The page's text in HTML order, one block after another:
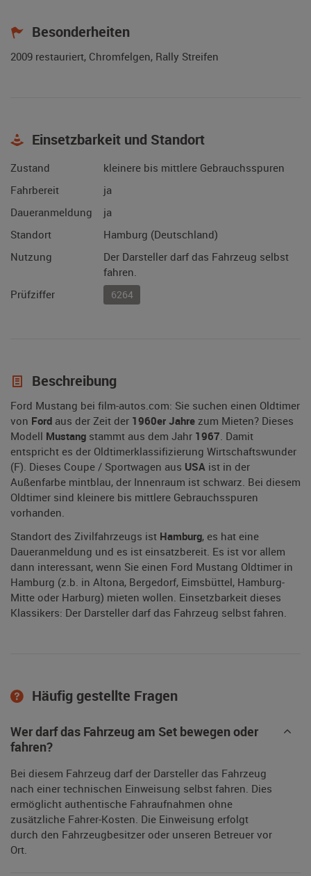
Besonderheiten
2009 restauriert, Chromfelgen, Rally Streifen
Einsetzbarkeit und Standort
Zustand
kleinere bis mittlere Gebrauchsspuren
Fahrbereit
ja
Daueranmeldung
ja
Standort
Hamburg (Deutschland)
Nutzung
Der Darsteller darf das Fahrzeug selbst
fahren.
Prüfziffer
6264
Beschreibung
Ford Mustang bei film-autos.com: Sie suchen einen Oldtimer
von Ford aus der Zeit der 1960er Jahre zum Mieten? Dieses
Modell Mustang stammt aus dem Jahr 1967. Damit
entspricht es der Oldtimerklassifizierung Wirtschaftswunder
(F). Dieses Coupe / Sportwagen aus USA ist in der
Außenfarbe mintblau, der Innenraum ist schwarz. Bei diesem
Oldtimer sind kleinere bis mittlere Gebrauchsspuren
vorhanden.
Standort des Zivilfahrzeugs ist Hamburg, es hat eine
Daueranmeldung und es ist einsatzbereit. Es ist vor allem
dann interessant, wenn Sie einen Ford Mustang Oldtimer in
Hamburg (z.b. in Altona, Bergedorf, Eimsbüttel, Hamburg-
Mitte oder Harburg) mieten wollen. Einsetzbarkeit dieses
Klassikers: Der Darsteller darf das Fahrzeug selbst fahren.
Häufig gestellte Fragen
Wer darf das Fahrzeug am Set bewegen oder
fahren?
Bei diesem Fahrzeug darf der Darsteller das Fahrzeug
nach einer technischen Einweisung selbst fahren. Dies
ermöglicht authentische Fahraufnahmen ohne
zusätzliche Fahrer-Kosten. Die Einweisung erfolgt
durch den Fahrzeugbesitzer oder unseren Betreuer vor
Ort.